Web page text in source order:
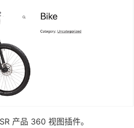
产品 360 视图插件。